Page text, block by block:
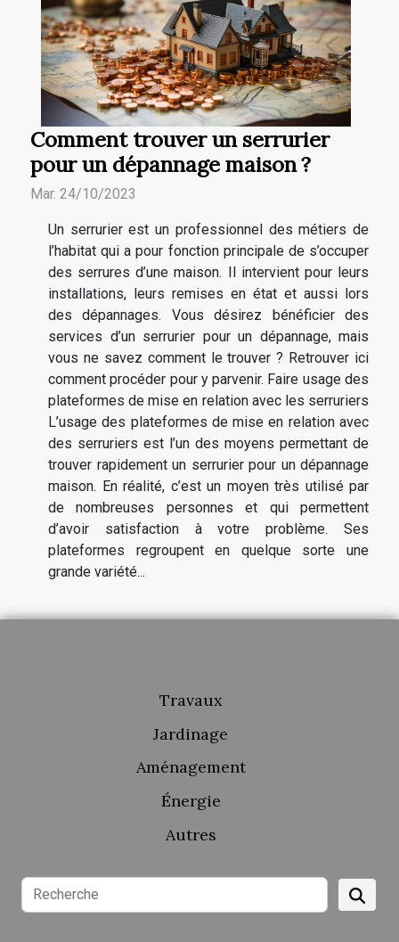
Comment trouver un serrurier
pour un dépannage maison ?
Mar. 24/10/2023
Un serrurier est un professionnel des métiers de
l’habitat qui a pour fonction principale de s’occuper
des serrures d’une maison. Il intervient pour leurs
installations, leurs remises en état et aussi lors
des dépannages. Vous désirez bénéficier des
services d’un serrurier pour un dépannage, mais
vous ne savez comment le trouver ? Retrouver ici
comment procéder pour y parvenir. Faire usage des
plateformes de mise en relation avec les serruriers
L’usage des plateformes de mise en relation avec
des serruriers est l’un des moyens permettant de
trouver rapidement un serrurier pour un dépannage
maison. En réalité, c’est un moyen très utilisé par
de nombreuses personnes et qui permettent
d’avoir satisfaction à votre problème. Ses
plateformes regroupent en quelque sorte une
grande variété...
Travaux
Jardinage
Aménagement
Énergie
Autres